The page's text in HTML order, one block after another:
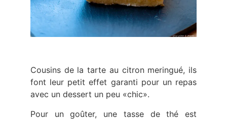
Cousins de la tarte au citron meringué, ils
font leur petit effet garanti pour un repas
avec un dessert un peu «chic».
Pour un goûter, une tasse de thé est